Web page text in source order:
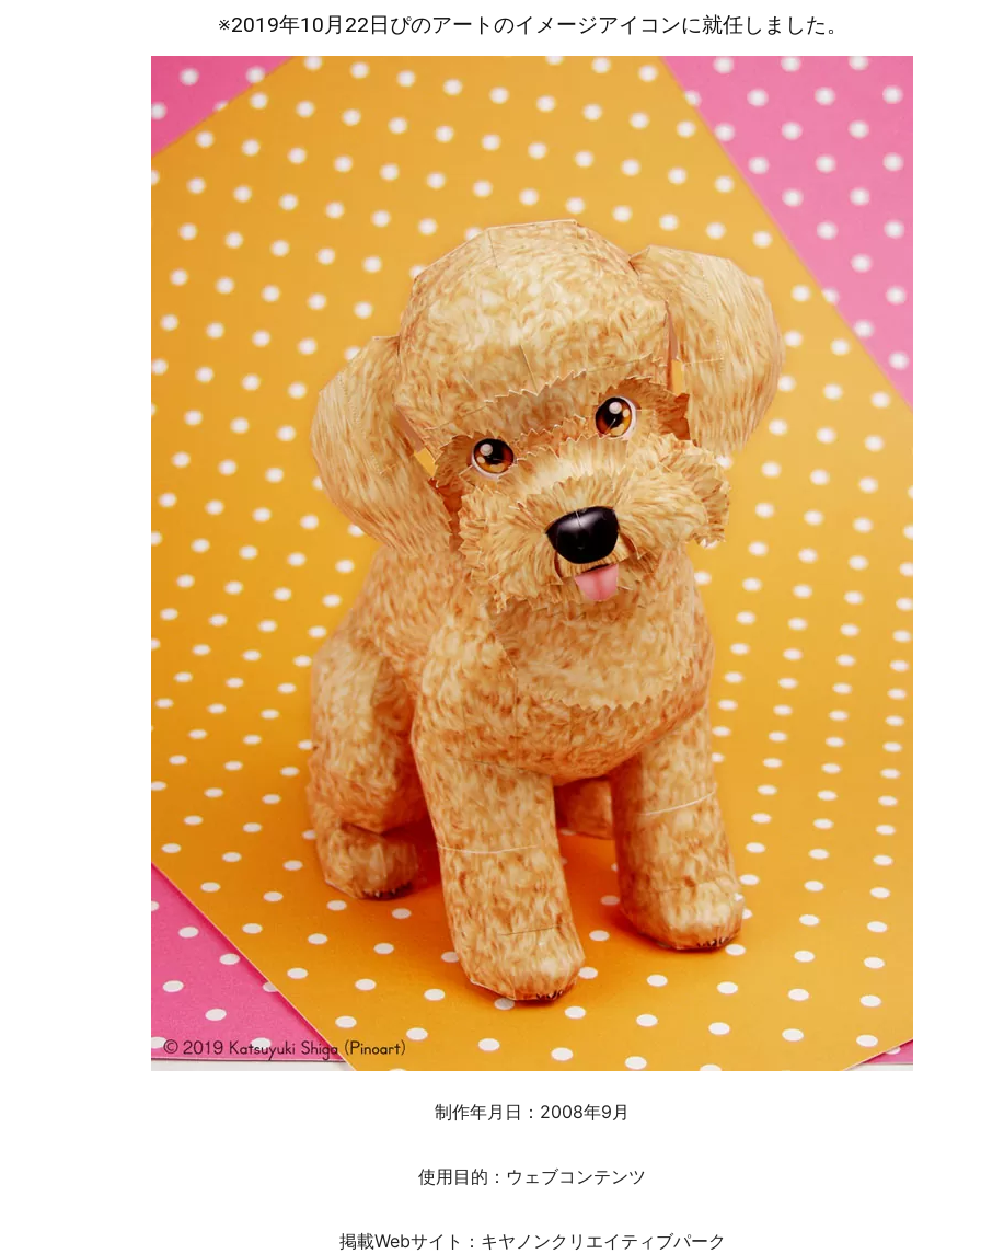
※2019年10月22日ぴのアートのイメージアイコンに就任しました。
制作年月日：2008年9月
使用目的：ウェブコンテンツ
掲載Webサイト：キヤノンクリエイティブパーク